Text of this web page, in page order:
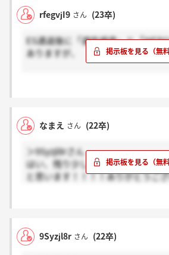
rfegvjI9 さん (23卒)
ES通過後に「適性検査」と「
ありますが、
ある
なまえ さん (22卒)
＞9Syzjl8rさん
はい、残り少し全力を尽くして最
と思います！！！！ありがとうござ
9Syzjl8r さん (22卒)